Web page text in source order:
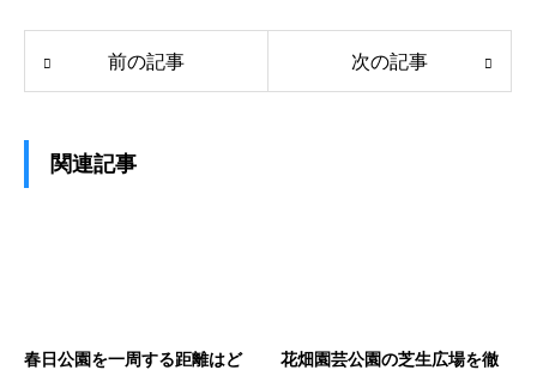
前の記事 次の記事
関連記事
春日公園を一周する距離はど
花畑園芸公園の芝生広場を徹